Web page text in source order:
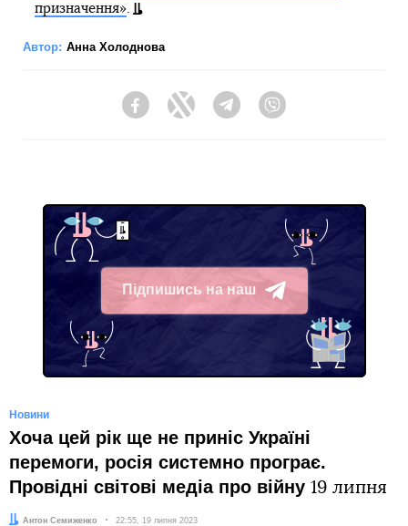
призначення».
Автор: Анна Холоднова
FacebookTwitter Telegram
Підпишись на наш
Telegram
Новини
Хоча цей рік ще не приніс Україні
перемоги, росія системно програє.
Провідні світові медіа про війну 19 липня
Автор:
Антон Семиженко Дата:
22:55, 19 липня 2023